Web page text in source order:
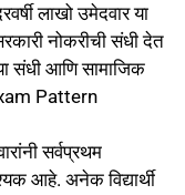
लाखो उमेदवार या
नोकरीची संधी देत
संधी आणि सामाजिक
Pattern
सर्वप्रथम
आहे. अनेक विद्यार्थी